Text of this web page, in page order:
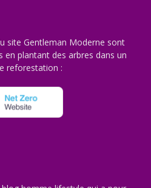
site Gentleman Moderne sont
en plantant des arbres dans un
reforestation :